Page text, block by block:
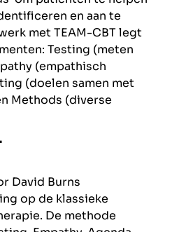
en aan te
met TEAM-CBT legt
Testing (meten
(empathisch
(doelen samen met
Methods (diverse
David Burns
op de klassieke
De methode